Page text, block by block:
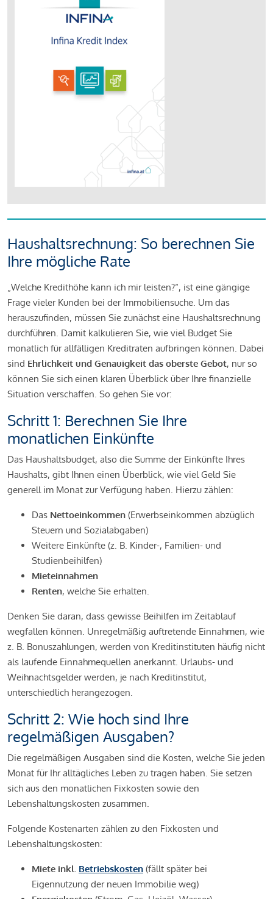
Haushaltsrechnung: So berechnen Sie
Ihre mögliche Rate
„Welche Kredithöhe kann ich mir leisten?“, ist eine gängige
Frage vieler Kunden bei der Immobiliensuche. Um das
herauszufinden, müssen Sie zunächst eine Haushaltsrechnung
durchführen. Damit kalkulieren Sie, wie viel Budget Sie
monatlich für allfälligen Kreditraten aufbringen können. Dabei
sind Ehrlichkeit und Genauigkeit das oberste Gebot, nur so
können Sie sich einen klaren Überblick über Ihre finanzielle
Situation verschaffen. So gehen Sie vor:
Schritt 1: Berechnen Sie Ihre
monatlichen Einkünfte
Das Haushaltsbudget, also die Summe der Einkünfte Ihres
Haushalts, gibt Ihnen einen Überblick, wie viel Geld Sie
generell im Monat zur Verfügung haben. Hierzu zählen:
Das Nettoeinkommen (Erwerbseinkommen abzüglich
Steuern und Sozialabgaben)
Weitere Einkünfte (z. B. Kinder-, Familien- und
Studienbeihilfen)
Mieteinnahmen
Renten, welche Sie erhalten.
Denken Sie daran, dass gewisse Beihilfen im Zeitablauf
wegfallen können. Unregelmäßig auftretende Einnahmen, wie
z. B. Bonuszahlungen, werden von Kreditinstituten häufig nicht
als laufende Einnahmequellen anerkannt. Urlaubs- und
Weihnachtsgelder werden, je nach Kreditinstitut,
unterschiedlich herangezogen.
Schritt 2: Wie hoch sind Ihre
regelmäßigen Ausgaben?
Die regelmäßigen Ausgaben sind die Kosten, welche Sie jeden
Monat für Ihr alltägliches Leben zu tragen haben. Sie setzen
sich aus den monatlichen Fixkosten sowie den
Lebenshaltungskosten zusammen.
Folgende Kostenarten zählen zu den Fixkosten und
Lebenshaltungskosten:
Miete inkl. Betriebskosten (fällt später bei
Eigennutzung der neuen Immobilie weg)